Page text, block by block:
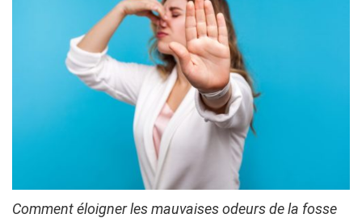
Comment éloigner les mauvaises odeurs de la fosse